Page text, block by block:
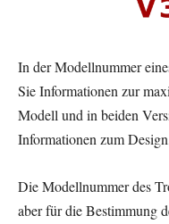
In der Modellnummer
Sie Informationen zur
Modell und in beiden
Informationen zum
Die Modellnummer des
aber für die Bestimmung